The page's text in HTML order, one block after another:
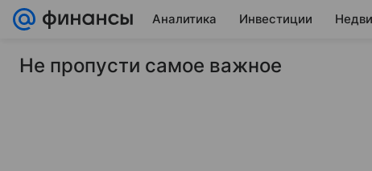
Аналитика Инвестиции
1 сентября 2025 Финансы Mail
СМИ: экспорт
остановиться из-
Не пропусти самое важное